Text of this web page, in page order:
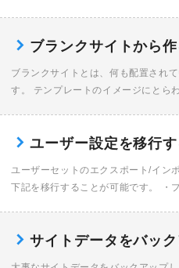
ブランクサイトから作
ブランクサイトとは、何も配置され
す。 テンプレートのイメージにとら
ユーザー設定を移行す
ユーザーセットのエクスポート/イン
下記を移行することが可能です。 ・
サイトデータをバッ